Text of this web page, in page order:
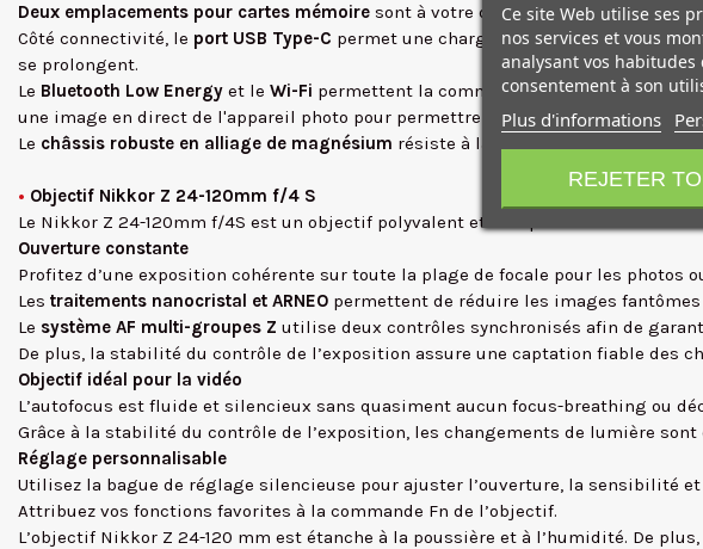
Deux emplacements pour cartes mémoire sont à votre disposition : un slot
Côté connectivité, le port USB Type-C permet une charge intégrée à l'appareil
se prolongent.
Le Bluetooth Low Energy et le Wi-Fi permettent la communication entre
une image en direct de l'appareil photo pour permettre le travail à distance.
Le châssis robuste en alliage de magnésium résiste à la fois à la poussière et
• Objectif Nikkor Z 24-120mm f/4 S
Le Nikkor Z 24-120mm f/4S est un objectif polyvalent et très performant.
Ouverture constante
Profitez d’une exposition cohérente sur toute la plage de focale pour les photos
Les traitements nanocristal et ARNEO permettent de réduire les images
Le système AF multi-groupes Z utilise deux contrôles synchronisés afin de
De plus, la stabilité du contrôle de l’exposition assure une captation fiable des
Objectif idéal pour la vidéo
L’autofocus est fluide et silencieux sans quasiment aucun focus-breathing ou
Grâce à la stabilité du contrôle de l’exposition, les changements de lumière
Réglage personnalisable
Utilisez la bague de réglage silencieuse pour ajuster l’ouverture, la sensibilité
Attribuez vos fonctions favorites à la commande Fn de l’objectif.
L’objectif Nikkor Z 24-120 mm est étanche à la poussière et à l’humidité. De
Ce site Web utilise ses
nos services et vous
analysant vos
consentement à son
Plus d'informations
REJETER